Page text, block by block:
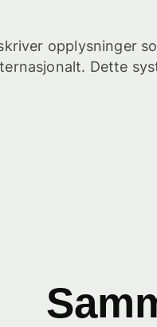
opplysninger
Dette